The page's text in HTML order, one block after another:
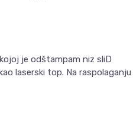
je odštampam niz sliD
laserski top. Na raspolaganju